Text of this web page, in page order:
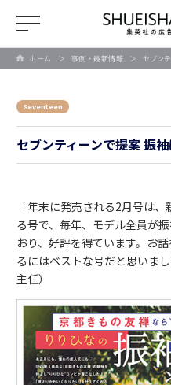
ホーム ＞ 事例・最新情報 ＞ セブン
Seventeen
セブンティーンで提案 振
「年末に発売される2月号は
る号で、毎年、モデル全員が
おり、好評を得ています。お
るにはベストな号だと思いま
主任）